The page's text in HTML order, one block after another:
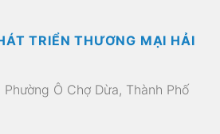
TRIỂN THƯƠNG MẠI HẢI
Ô Chợ Dừa, Thành Phố